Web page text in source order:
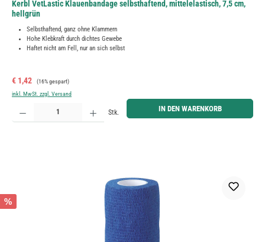
Kerbl VetLastic Klauenbandage selbsthaftend, mittelelastisch, 7,5 cm,
hellgrün
Selbsthaftend, ganz ohne Klammern
Hohe Klebkraft durch dichtes Gewebe
Haftet nicht am Fell, nur an sich selbst
Verkaufspreis:
€ 1,42 Regulärer Preis:
(16% gespart)
inkl. MwSt. zzgl. Versand
Produkt Anzahl: Gib den gewünschten Wert ein oder benutze die Schaltflächen um die Anzahl zu
Stk. IN DEN WARENKORB
%